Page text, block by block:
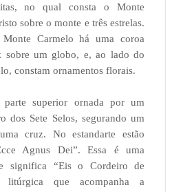
no qual consta o Monte
sobre o monte e três estrelas.
Carmelo há uma coroa
sobre um globo, e, ao lado do
constam ornamentos florais.
superior ornada por um
dos Sete Selos, segurando um
cruz. No estandarte estão
Agnus Dei”. Essa é uma
significa “Eis o Cordeiro de
que acompanha a